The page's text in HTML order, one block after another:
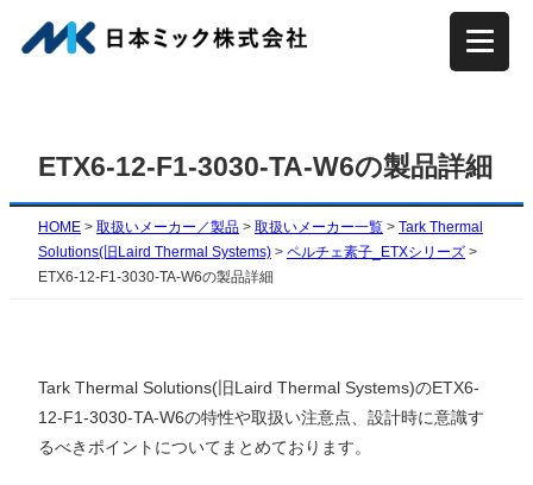
容
プ
ETX6-12-F1-3030-TA-W6の製品詳細
HOME > 取扱いメーカー／製品 > 取扱いメーカー一覧 > Tark Thermal
Solutions(旧Laird Thermal Systems) > ペルチェ素子_ETXシリーズ >
ETX6-12-F1-3030-TA-W6の製品詳細
Tark Thermal Solutions(旧Laird Thermal Systems)のETX6-
12-F1-3030-TA-W6の特性や取扱い注意点、設計時に意識す
るべきポイントについてまとめております。